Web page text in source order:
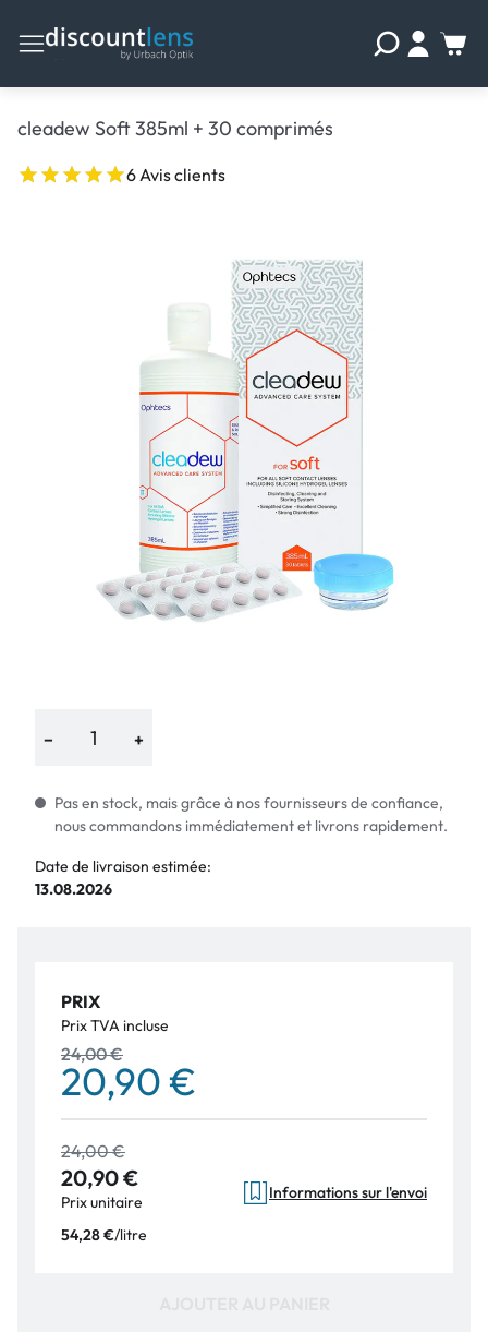
cleadew Soft 385ml + 30 comprimés
6 Avis clients
− +
Pas en stock, mais grâce à nos fournisseurs de confiance,
nous commandons immédiatement et livrons rapidement.
Date de livraison estimée:
13.08.2026
PRIX
Prix TVA incluse
24,00 €
20,90 €
24,00 €
20,90 €
Prix unitaire
54,28 €/litre
Informations sur l'envoi